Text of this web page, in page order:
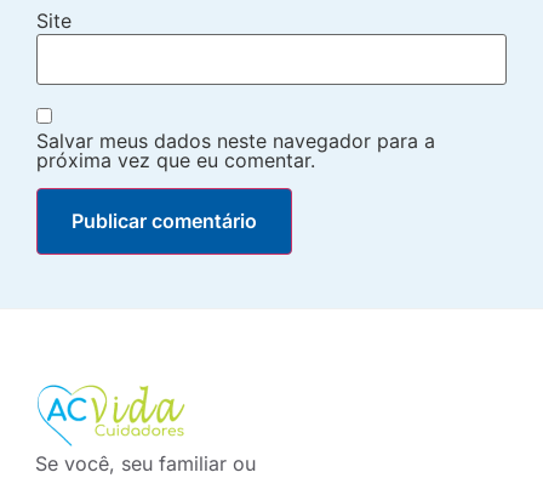
Site
Salvar meus dados neste navegador para a
próxima vez que eu comentar.
Se você, seu familiar ou